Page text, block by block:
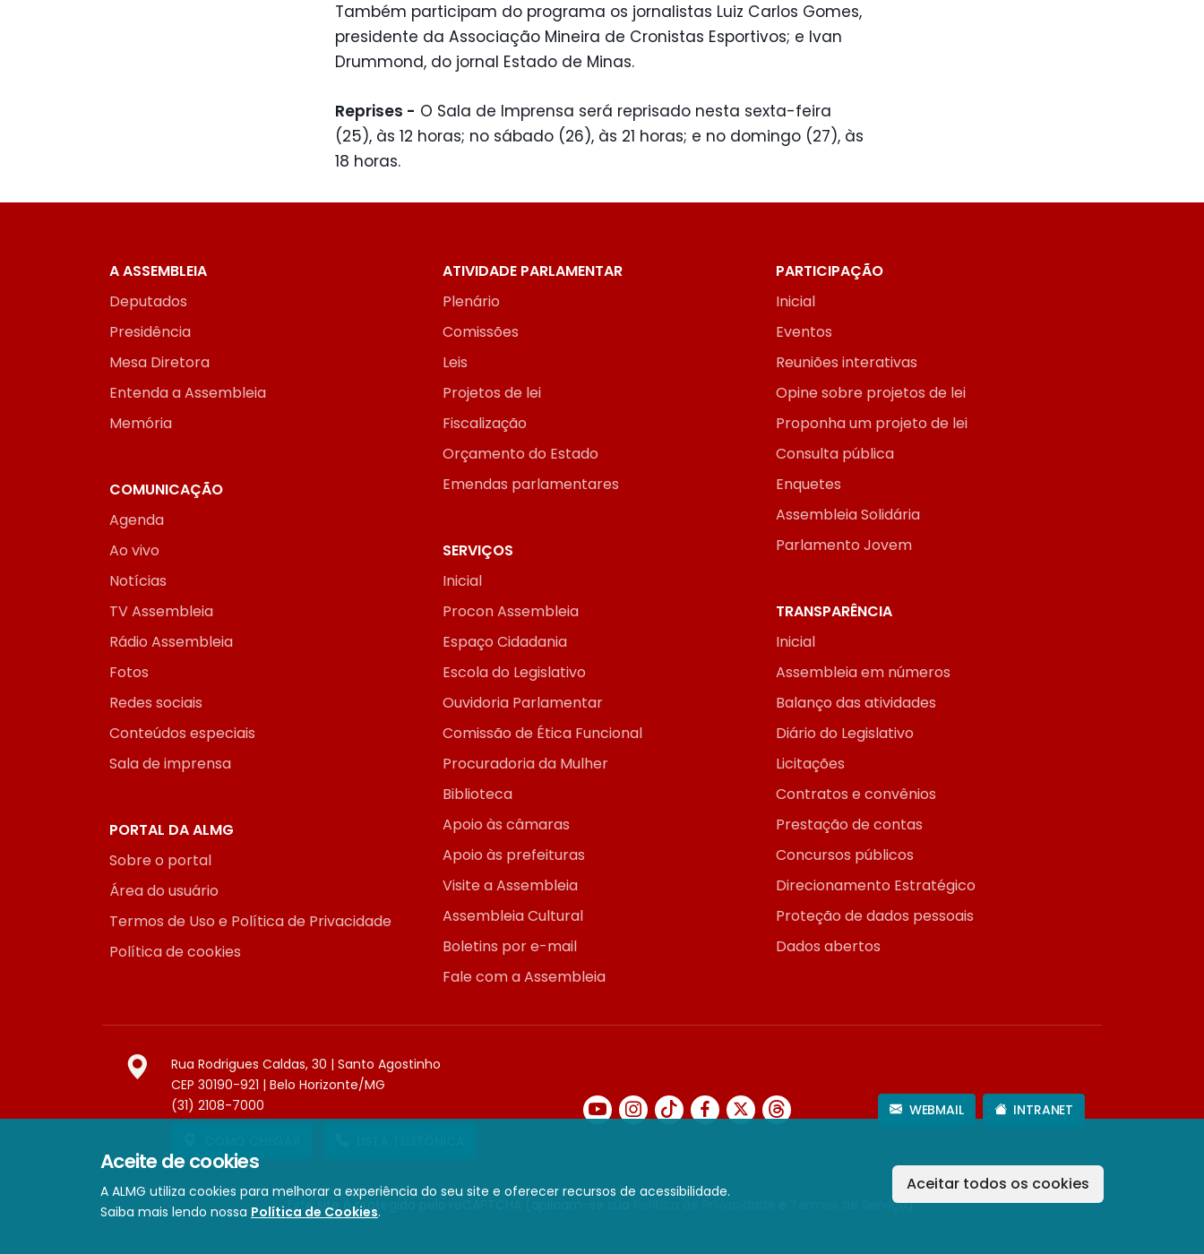
Aceite de cookies
A ALMG utiliza cookies para melhorar a experiência do seu site e oferecer recursos de acessibilidade.
Saiba mais lendo nossa Política de Cookies.
Aceitar todos os cookies
Também participam do programa os jornalistas Luiz Carlos Gomes,
presidente da Associação Mineira de Cronistas Esportivos; e Ivan
Drummond, do jornal Estado de Minas.
Reprises - O Sala de Imprensa será reprisado nesta sexta-feira
(25), às 12 horas; no sábado (26), às 21 horas; e no domingo (27), às
18 horas.
A ASSEMBLEIA
Deputados
Presidência
Mesa Diretora
Entenda a Assembleia
Memória
ATIVIDADE PARLAMENTAR
Plenário
Comissões
Leis
Projetos de lei
Fiscalização
Orçamento do Estado
Emendas parlamentares
PARTICIPAÇÃO
Inicial
Eventos
Reuniões interativas
Opine sobre projetos de lei
Proponha um projeto de lei
Consulta pública
Enquetes
Assembleia Solidária
Parlamento Jovem
COMUNICAÇÃO
Agenda
Ao vivo
Notícias
TV Assembleia
Rádio Assembleia
Fotos
Redes sociais
Conteúdos especiais
Sala de imprensa
SERVIÇOS
Inicial
Procon Assembleia
Espaço Cidadania
Escola do Legislativo
Ouvidoria Parlamentar
Comissão de Ética Funcional
Procuradoria da Mulher
Biblioteca
Apoio às câmaras
Apoio às prefeituras
Visite a Assembleia
Assembleia Cultural
Boletins por e-mail
Fale com a Assembleia
TRANSPARÊNCIA
Inicial
Assembleia em números
Balanço das atividades
Diário do Legislativo
Licitações
Contratos e convênios
Prestação de contas
Concursos públicos
Direcionamento Estratégico
Proteção de dados pessoais
Dados abertos
PORTAL DA ALMG
Sobre o portal
Área do usuário
Termos de Uso e Política de Privacidade
Política de cookies
Rua Rodrigues Caldas, 30 | Santo Agostinho
CEP 30190-921 | Belo Horizonte/MG
(31) 2108-7000
WEBMAIL INTRANET
Este site é protegido pelo reCAPTCHA (aplicam-se sua Termos de Serviço).